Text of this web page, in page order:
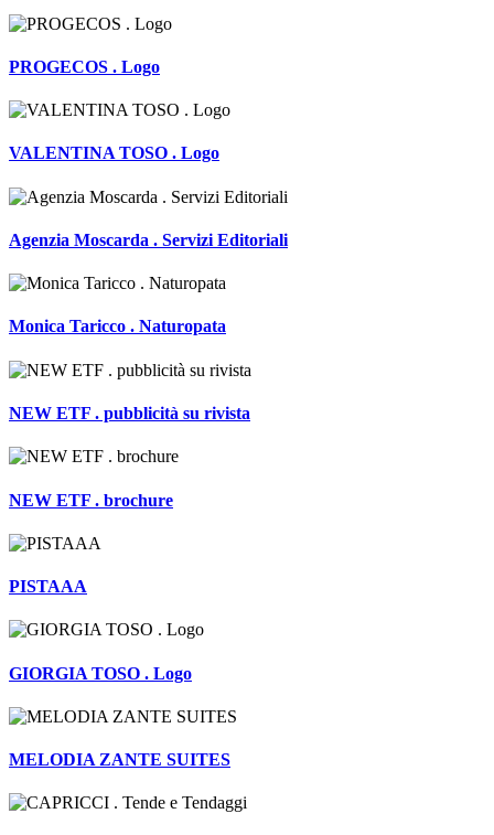
PROGECOS . Logo
VALENTINA TOSO . Logo
Agenzia Moscarda . Servizi Editoriali
Monica Taricco . Naturopata
NEW ETF . pubblicità su rivista
NEW ETF . brochure
PISTAAA
GIORGIA TOSO . Logo
MELODIA ZANTE SUITES